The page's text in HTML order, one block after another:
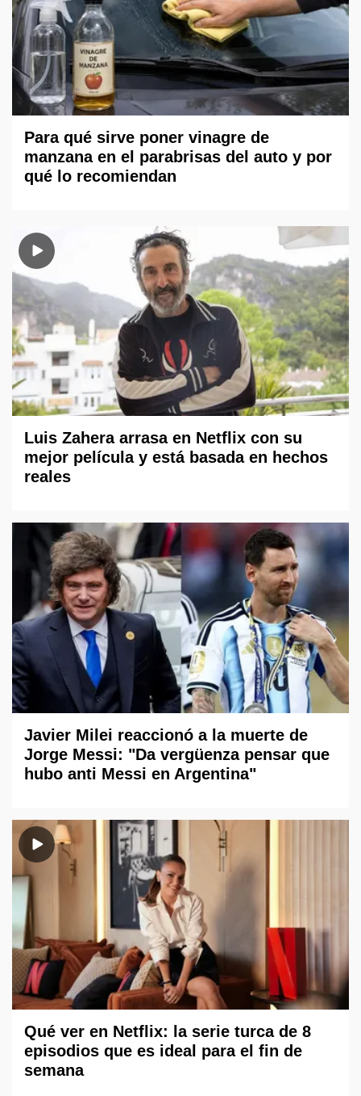
Para qué sirve poner vinagre de
manzana en el parabrisas del auto y por
qué lo recomiendan
Luis Zahera arrasa en Netflix con su
mejor película y está basada en hechos
reales
Javier Milei reaccionó a la muerte de
Jorge Messi: "Da vergüenza pensar que
hubo anti Messi en Argentina"
Qué ver en Netflix: la serie turca de 8
episodios que es ideal para el fin de
semana